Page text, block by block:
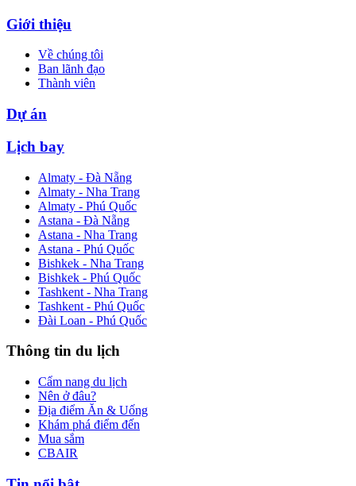
Giới thiệu
Về chúng tôi
Ban lãnh đạo
Thành viên
Dự án
Lịch bay
Almaty - Đà Nẵng
Almaty - Nha Trang
Almaty - Phú Quốc
Astana - Đà Nẵng
Astana - Nha Trang
Astana - Phú Quốc
Bishkek - Nha Trang
Bishkek - Phú Quốc
Tashkent - Nha Trang
Tashkent - Phú Quốc
Đài Loan - Phú Quốc
Thông tin du lịch
Cẩm nang du lịch
Nên ở đâu?
Địa điểm Ăn & Uống
Khám phá điểm đến
Mua sắm
CBAIR